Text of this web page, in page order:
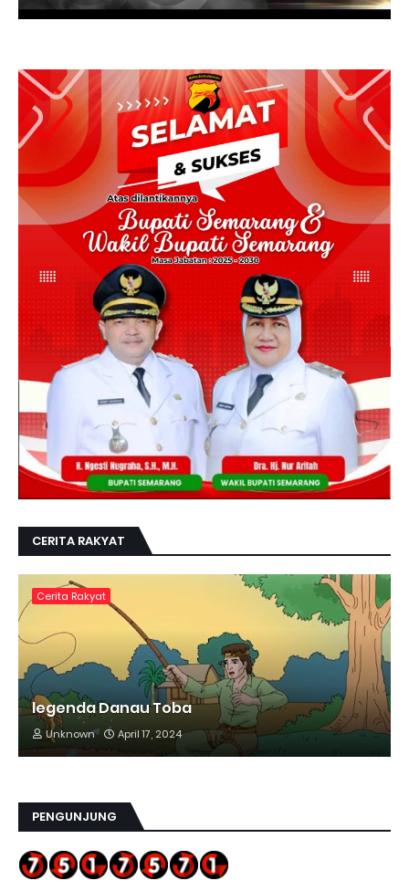
CERITA RAKYAT
Cerita Rakyat
legenda Danau Toba
Unknown April 17, 2024
PENGUNJUNG